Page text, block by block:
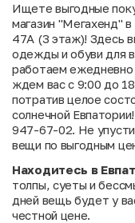
Ищете выгодные
магазин "Мегахенд"
47А (3 этаж)! Здесь
одежды и обуви для
работаем ежедневно
ждем вас с 9:00 до
потратив целое
солнечной
947-67-02. Не
вещи по выгодным
Находитесь в
толпы, суеты и
дней вещь будет у
честной цене.